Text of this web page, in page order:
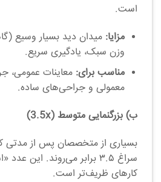
است.
مزایا:
وزن سبک، یادگیری سریع.
مناسب برای:معاینات عمومی،
معمولی و جراحی‌های ساده.
ب) بزرگنمایی متوسط (3.5x)
سراغ ۳.۵ برابر می‌روند. این
کارهای ظریف‌تر است.